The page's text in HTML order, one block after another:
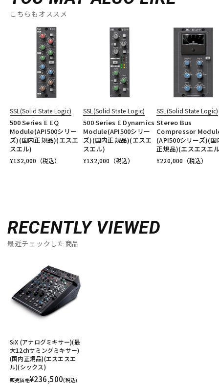
こちらもオススメ
SSL(Solid State Logic)
500 Series E EQ
Module(API500シリー
ズ)(国内正規品)(エスエ
スエル)
¥132,000 （税込）
SSL(Solid State Logic)
500 Series E Dynamics
Module(API500シリー
ズ)(国内正規品)(エスエ
スエル)
¥132,000 （税込）
SSL(Solid State Logic)
Stereo Bus
Compressor
(API500シリーズ)(国
正規品)(エスエスエ
¥220,000 （税込）
RECENTLY VIEWED
最近チェックした商品
SiX (アナログミキサー)(最
大12chサミングミキサー)
(国内正規品)(エスエスエ
ル)(シックス)
販売価格¥236,500(税込)